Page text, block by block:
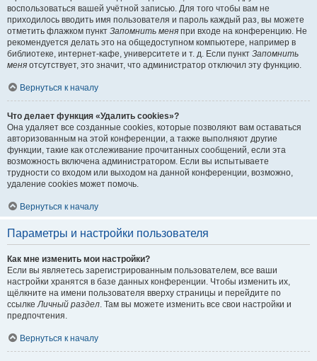
воспользоваться вашей учётной записью. Для того чтобы вам не
приходилось вводить имя пользователя и пароль каждый раз, вы можете
отметить флажком пункт Запомнить меня при входе на конференцию. Не
рекомендуется делать это на общедоступном компьютере, например в
библиотеке, интернет-кафе, университете и т. д. Если пункт Запомнить
меня отсутствует, это значит, что администратор отключил эту функцию.
Вернуться к началу
Что делает функция «Удалить cookies»?
Она удаляет все созданные cookies, которые позволяют вам оставаться
авторизованным на этой конференции, а также выполняют другие
функции, такие как отслеживание прочитанных сообщений, если эта
возможность включена администратором. Если вы испытываете
трудности со входом или выходом на данной конференции, возможно,
удаление cookies может помочь.
Вернуться к началу
Параметры и настройки пользователя
Как мне изменить мои настройки?
Если вы являетесь зарегистрированным пользователем, все ваши
настройки хранятся в базе данных конференции. Чтобы изменить их,
щёлкните на имени пользователя вверху страницы и перейдите по
ссылкеЛичный раздел. Там вы можете изменить все свои настройки и
предпочтения.
Вернуться к началу